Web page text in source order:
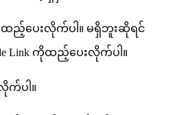
ထည့်ပေးလိုက်ပါ။ မရှိဘူးဆိုရင်
Link ကိုထည့်ပေးလိုက်ပါ။
က်ပါ။